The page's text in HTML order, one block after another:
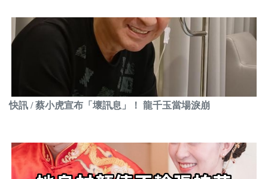
快訊 / 蔡小虎宣布「壞訊息」！ 龍千玉當場淚崩